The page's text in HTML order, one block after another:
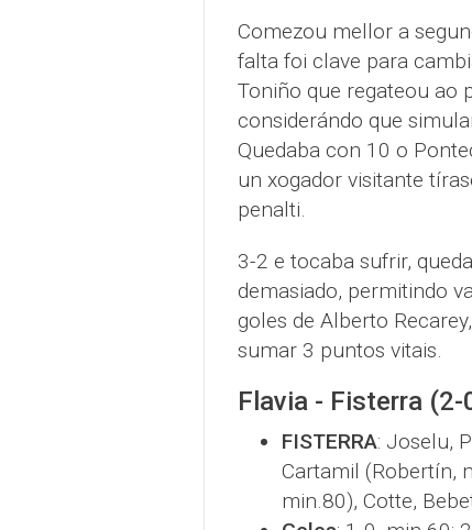
Comezou mellor a
falta foi clave para
Toniño que regateou ao
considerándo que
Quedaba con 10 o
un xogador visitante
penalti.
3-2 e tocaba sufrir,
demasiado, permitindo
goles de Alberto
sumar 3 puntos vitais.
Flavia - Fisterra (2-
FISTERRA: Joselu,
Cartamil (Robertín,
min.80), Cotte,